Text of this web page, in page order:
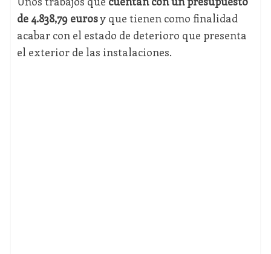
de 4.838,79 eurosy que tienen como finalidad
acabar con el estado de deterioro que presenta
el exterior de las instalaciones.